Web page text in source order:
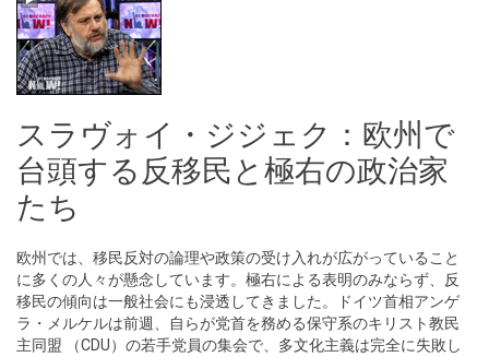
スラヴォイ・ジジェク：欧州で
台頭する反移民と極右の政治家
たち
欧州では、移民反対の論理や政策の受け入れが広がっていること
に多くの人々が懸念しています。極右による表明のみならず、反
移民の傾向は一般社会にも浸透してきました。ドイツ首相アンゲ
ラ・メルケルは前週、自らが党首を務める保守系のキリスト教民
主同盟 （CDU）の若手党員の集会で、多文化主義は完全に失敗し